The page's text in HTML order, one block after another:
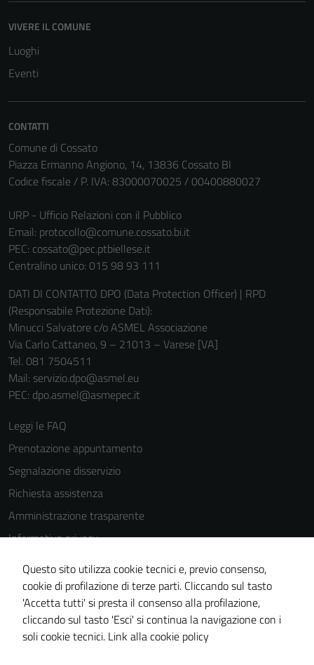
VIVERE IL COMUNE
Luoghi
Eventi
CONTATTI
Comune di Cossato
Piazza Ermanno Angiono, 14, 13836 Cossato BI
Codice fiscale / P. IVA: 83000070025 / 00400880027
URP - Ufficio Relazioni con il Pubblico
Email: protocollo@comune.cossato.bi.it
PEC: cossato@pec.ptbiellese.it
Centralino unico: 015 98 93 111
DATI DI CONTATTO DPO (Data Protection Officer) | RPD
(Responsabile Protezione Dati):
Minucci Salvatore c/o ASMEL Associazione
Via Carlo Cattaneo, 9 – 21013 – Varese [VA]
Tel. 081 7504511
Mail: servizio.dpo@asmel.eu
PEC: dpo.asmel@asmepec.it
Leggi le FAQ
Prenotazione appuntamento
Segnalazione disservizio
Richiesta assistenza
Amministrazione trasparente
Informativa privacy
Cookie Policy
Note legali
Dichiarazione di accessibilità
Piano di miglioramento del sito
Questo sito utilizza cookie tecnici e, previo consenso,
cookie di profilazione di terze parti. Cliccando sul tasto
'Accetta tutti' si presta il consenso alla profilazione,
cliccando sul tasto 'Esci' si continua la navigazione con i
soli cookie tecnici. Link alla cookie policy